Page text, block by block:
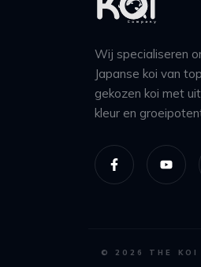
Wij specialiseren
Japanse koi van
gekozen koi met
kleur en
© 2026 THE KOI